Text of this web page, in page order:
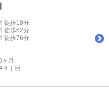
徒歩18分
徒歩62分
徒歩76分
月
４丁目